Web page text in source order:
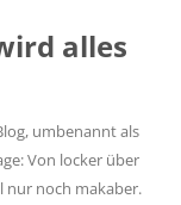
alles
umbenannt als
Von locker über
nur noch makaber.